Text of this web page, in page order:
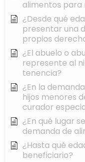
alimentos para
¿Desde qué
presentar una
propios
¿El abuelo o
represente al
tenencia?
¿En la
hijos menores
curador
¿En qué lugar
demanda de
¿Hasta qué
beneficiario?